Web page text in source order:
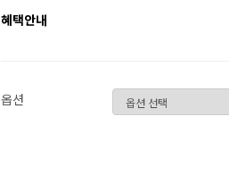
혜택안내
옵션